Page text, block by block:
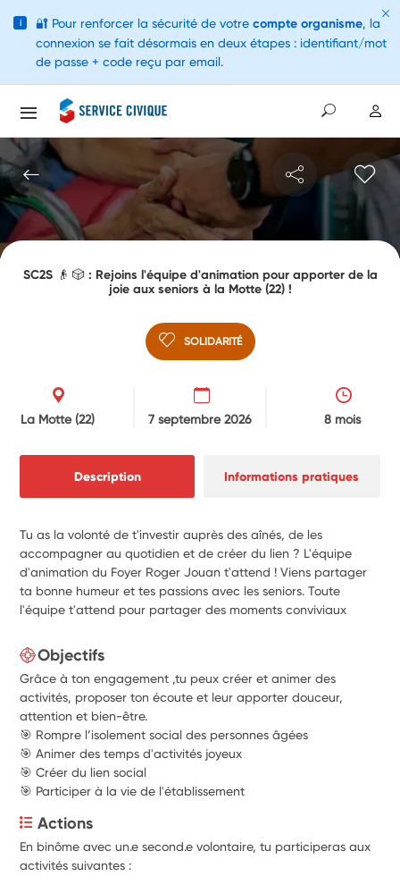
SC2S 👴 🎲 : Rejoins l'équipe d'animation pour apporter de la
joie aux seniors à la Motte (22) !
SOLIDARITÉ
La Motte(22) 7 septembre 2026 8 mois
Description Informations pratiques
Tu as la volonté de t'investir auprès des aînés, de les
accompagner au quotidien et de créer du lien ? L'équipe
d'animation du Foyer Roger Jouan t'attend ! Viens partager
ta bonne humeur et tes passions avec les seniors. Toute
l'équipe t'attend pour partager des moments conviviaux
Objectifs
Grâce à ton engagement ,tu peux créer et animer des
activités, proposer ton écoute et leur apporter douceur,
attention et bien-être.
🎯 Rompre l’isolement social des personnes âgées
🎯 Animer des temps d'activités joyeux
🎯 Créer du lien social
🎯 Participer à la vie de l'établissement
Actions
En binôme avec un.e second.e volontaire, tu participeras aux
activités suivantes :
i 🔐 Pour renforcer la sécurité de votre compte organisme, la
connexion se fait désormais en deux étapes : identifiant/mot
de passe + code reçu par email.